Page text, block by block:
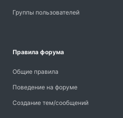
Группы пользователей
Правила форума
Общие правила
Поведение на форуме
Создание тем/сообщений